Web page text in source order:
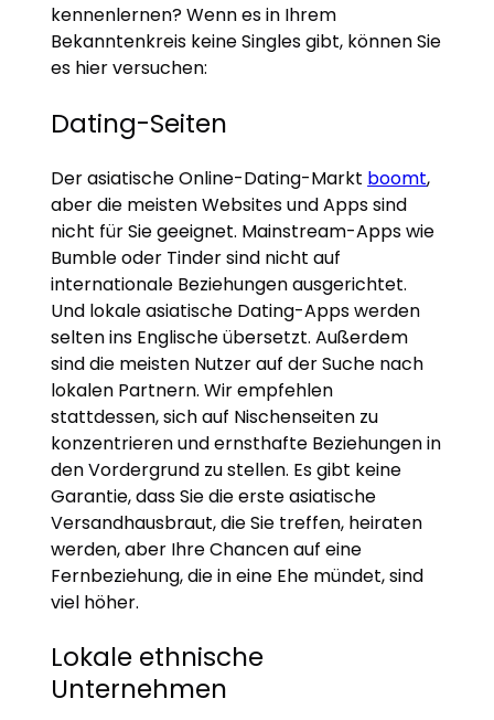
kennenlernen? Wenn es in Ihrem
Bekanntenkreis keine Singles gibt, können Sie
es hier versuchen:
Dating-Seiten
Der asiatische Online-Dating-Markt boomt,
aber die meisten Websites und Apps sind
nicht für Sie geeignet. Mainstream-Apps wie
Bumble oder Tinder sind nicht auf
internationale Beziehungen ausgerichtet.
Und lokale asiatische Dating-Apps werden
selten ins Englische übersetzt. Außerdem
sind die meisten Nutzer auf der Suche nach
lokalen Partnern. Wir empfehlen
stattdessen, sich auf Nischenseiten zu
konzentrieren und ernsthafte Beziehungen in
den Vordergrund zu stellen. Es gibt keine
Garantie, dass Sie die erste asiatische
Versandhausbraut, die Sie treffen, heiraten
werden, aber Ihre Chancen auf eine
Fernbeziehung, die in eine Ehe mündet, sind
viel höher.
Lokale ethnische
Unternehmen